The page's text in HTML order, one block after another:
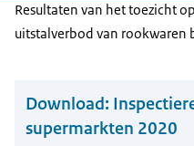
Resultaten van het toezicht
uitstalverbod van rookwaren
Download:
supermarkten 2020